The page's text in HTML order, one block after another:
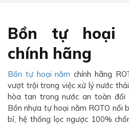
Bồn tự hoại
chính hãng
Bồn tự hoại nằm chính hãng
vượt trội trong việc xử lý nước
hòa tan trong nước an toàn đối
Bồn nhựa tự hoại nằm ROTO nổi
bỉ, hệ thống lọc ngược 100%